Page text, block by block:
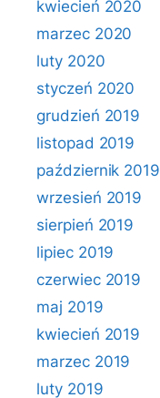
kwiecień 2020
marzec 2020
luty 2020
styczeń 2020
grudzień 2019
listopad 2019
październik 2019
wrzesień 2019
sierpień 2019
lipiec 2019
czerwiec 2019
maj 2019
kwiecień 2019
marzec 2019
luty 2019